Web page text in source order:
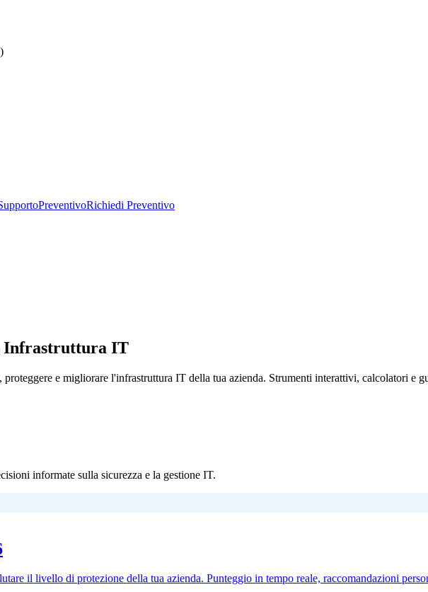
PreventivoRichiedi Preventivo
Infrastruttura IT
e migliorare l'infrastruttura IT della tua azienda. Strumenti interattivi, calcolatori e
informate sulla sicurezza e la gestione IT.
il livello di protezione della tua azienda. Punteggio in tempo reale, raccomandazioni